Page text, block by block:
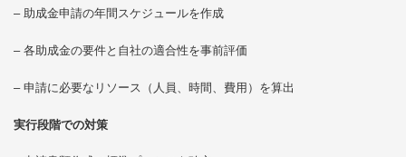
– 助成金申請の年間スケジュールを作成
– 各助成金の要件と自社の適合性を事前評価
– 申請に必要なリソース（人員、時間、費用）を算出
実行段階での対策